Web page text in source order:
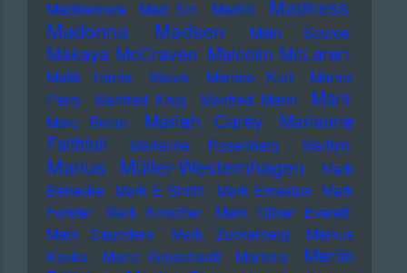
Macklemore
Mad Sin Madlib
Madness
Madonna
Madsen Main Source
Makaya McCraven Malcolm McLaren
Malik Harris Malva Mambo Kurt
Mamie
Perry
Manfred Krug Manfred Mann Mani
Marc Bolan Mariah Carey
Marianne
Faithfull
Marianne Rosenberg Marilyn
Marius Müller-Westernhagen
Mark
Benecke Mark E Smith Mark Ernestus Mark
Forster
Mark Knopfler
Mark Oliver Everett
Mark Saunders
Mark Zuckerberg
Markus
Kavka
Marlo Grosshardt Marteria
Martin